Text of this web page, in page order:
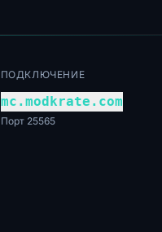
ПОДКЛЮЧЕНИЕ
mc.modkrate.com
Порт 25565